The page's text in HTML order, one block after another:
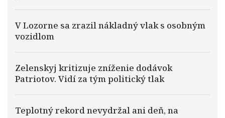
V Lozorne sa zrazil nákladný vlak s osobným
vozidlom
Zelenskyj kritizuje zníženie dodávok
Patriotov. Vidí za tým politický tlak
Teplotný rekord nevydržal ani deň, na